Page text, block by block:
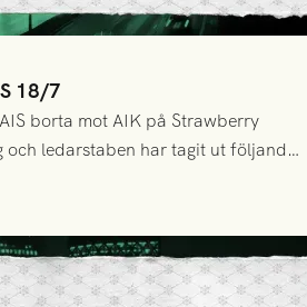
18/7
borta mot AIK på Strawberry
och ledarstaben har tagit ut följande